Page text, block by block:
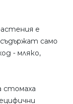
е
само
- мляко,
стомаха